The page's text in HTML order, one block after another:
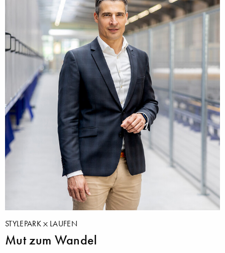
STYLEPARK LAUFEN
Mut zum Wandel